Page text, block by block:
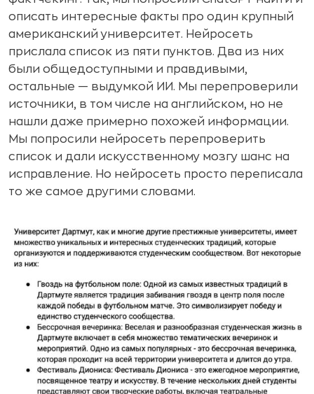
описать интересные факты про один крупный
американский университет. Нейросеть
прислала список из пяти пунктов. Два из них
были общедоступными и правдивыми,
остальные — выдумкой ИИ. Мы перепроверили
источники, в том числе на английском, но не
нашли даже примерно похожей информации.
Мы попросили нейросеть перепроверить
список и дали искусственному мозгу шанс на
исправление. Но нейросеть просто переписала
то же самое другими словами.